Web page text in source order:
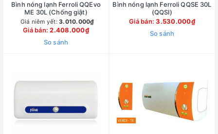
Bình nóng lạnh Ferroli QQEvo
ME 30L (Chống giật)
Giá niêm yết: 3.010.000₫
Giá bán:2.408.000₫
So sánh
Bình nóng lạnh Ferroli QQSE 30L
(QQSI)
Giá bán:3.530.000₫
So sánh